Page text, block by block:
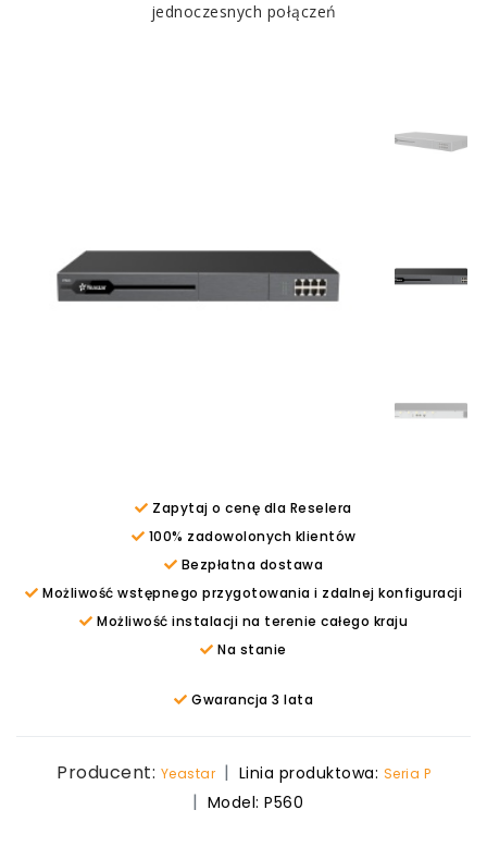
jednoczesnych połączeń
Zapytaj o cenę dla Reselera
100% zadowolonych klientów
Bezpłatna dostawa
Możliwość wstępnego przygotowania i zdalnej konfiguracji
Możliwość instalacji na terenie całego kraju
Na stanie
Gwarancja 3 lata
Producent: Yeastar Linia produktowa: Seria P
Model: P560